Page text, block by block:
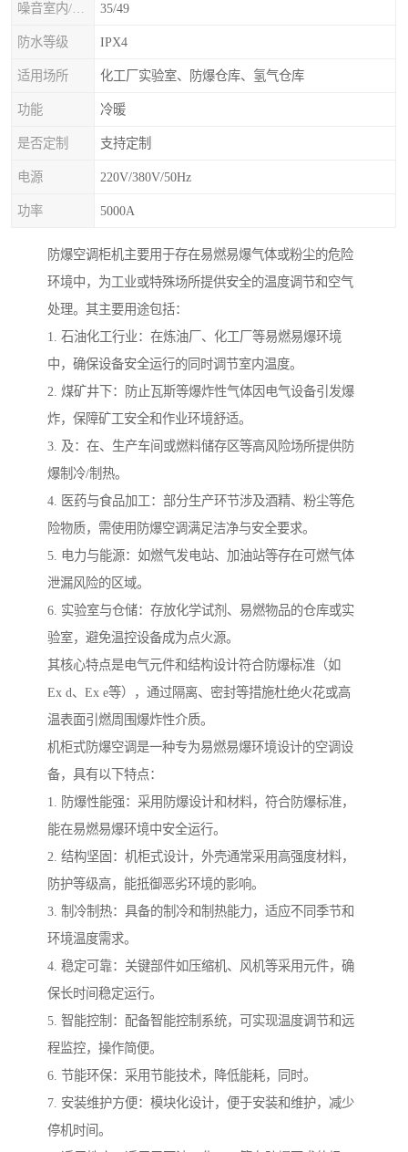
35/49
防水等级 IPX4
适用场所 化工厂实验室、防爆仓库、氢气仓库
功能 冷暖
是否定制 支持定制
电源 220V/380V/50Hz
功率 5000A
防爆空调柜机主要用于存在易燃易爆气体或粉尘的危险
环境中，为工业或特殊场所提供安全的温度调节和空气
处理。其主要用途包括：
1. 石油化工行业：在炼油厂、化工厂等易燃易爆环境
中，确保设备安全运行的同时调节室内温度。
2. 煤矿井下：防止瓦斯等爆炸性气体因电气设备引发爆
炸，保障矿工安全和作业环境舒适。
3. 及：在、生产车间或燃料储存区等高风险场所提供防
爆制冷/制热。
4. 医药与食品加工：部分生产环节涉及酒精、粉尘等危
险物质，需使用防爆空调满足洁净与安全要求。
5. 电力与能源：如燃气发电站、加油站等存在可燃气体
泄漏风险的区域。
6. 实验室与仓储：存放化学试剂、易燃物品的仓库或实
验室，避免温控设备成为点火源。
其核心特点是电气元件和结构设计符合防爆标准（如
Ex d、Ex e等），通过隔离、密封等措施杜绝火花或高
温表面引燃周围爆炸性介质。
机柜式防爆空调是一种专为易燃易爆环境设计的空调设
备，具有以下特点：
1. 防爆性能强：采用防爆设计和材料，符合防爆标准，
能在易燃易爆环境中安全运行。
2. 结构坚固：机柜式设计，外壳通常采用高强度材料，
防护等级高，能抵御恶劣环境的影响。
3. 制冷制热：具备的制冷和制热能力，适应不同季节和
环境温度需求。
4. 稳定可靠：关键部件如压缩机、风机等采用元件，确
保长时间稳定运行。
5. 智能控制：配备智能控制系统，可实现温度调节和远
程监控，操作简便。
6. 节能环保：采用节能技术，降低能耗，同时。
7. 安装维护方便：模块化设计，便于安装和维护，减少
停机时间。